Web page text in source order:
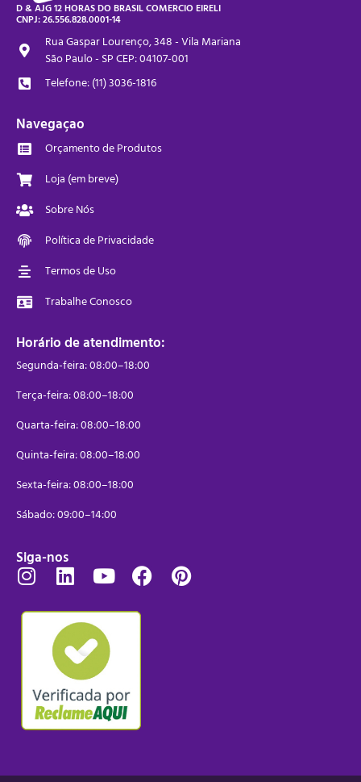
D & AJG 12 HORAS DO BRASIL COMERCIO EIRELI
CNPJ: 26.556.828.0001-14
Rua Gaspar Lourenço, 348 - Vila Mariana
São Paulo - SP CEP: 04107-001
Telefone: (11) 3036-1816
Navegaçao
Orçamento de Produtos
Loja (em breve)
Sobre Nós
Política de Privacidade
Termos de Uso
Trabalhe Conosco
Horário de atendimento:
Segunda-feira: 08:00–18:00
Terça-feira: 08:00–18:00
Quarta-feira: 08:00–18:00
Quinta-feira: 08:00–18:00
Sexta-feira: 08:00–18:00
Sábado: 09:00–14:00
Siga-nos